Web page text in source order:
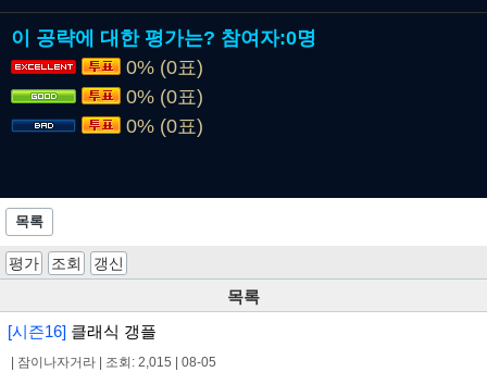
이 공략에 대한 평가는? 참여자:0명
0% (0표)
0% (0표)
0% (0표)
목록
평가 조회 갱신
목록
[시즌16] 클래식 갱플
잠이나자거라 조회: 2,015 08-05